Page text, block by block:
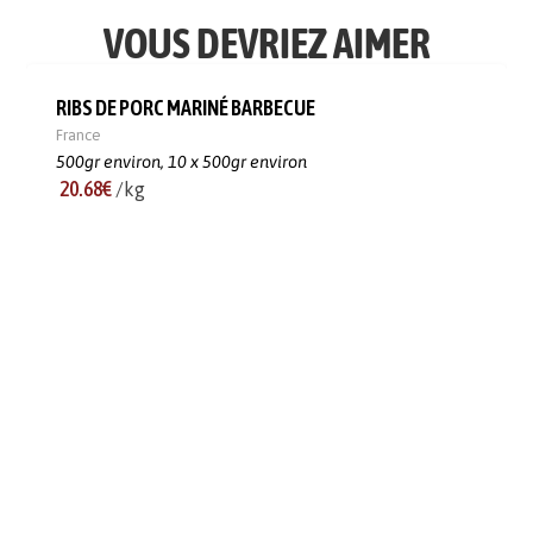
VOUS DEVRIEZ AIMER
RIBS DE PORC MARINÉ BARBECUE
France
500gr environ,10 x 500gr environ
20.68€ /kg